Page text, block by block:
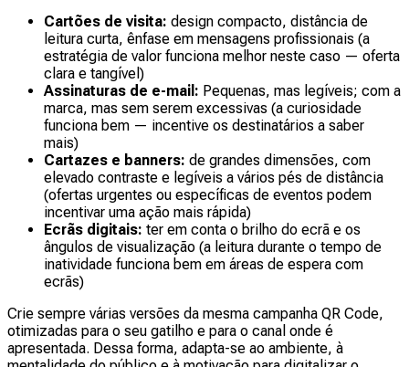
Cartões de visita: design compacto, distância de
leitura curta, ênfase em mensagens profissionais (a
estratégia de valor funciona melhor neste caso — oferta
clara e tangível)
Assinaturas de e-mail: Pequenas, mas legíveis; com a
marca, mas sem serem excessivas (a curiosidade
funciona bem — incentive os destinatários a saber
mais)
Cartazes e banners: de grandes dimensões, com
elevado contraste e legíveis a vários pés de distância
(ofertas urgentes ou específicas de eventos podem
incentivar uma ação mais rápida)
Ecrãs digitais: ter em conta o brilho do ecrã e os
ângulos de visualização (a leitura durante o tempo de
inatividade funciona bem em áreas de espera com
ecrãs)
Crie sempre várias versões da mesma campanha QR Code,
otimizadas para o seu gatilho e para o canal onde é
apresentada. Dessa forma, adapta-se ao ambiente, à